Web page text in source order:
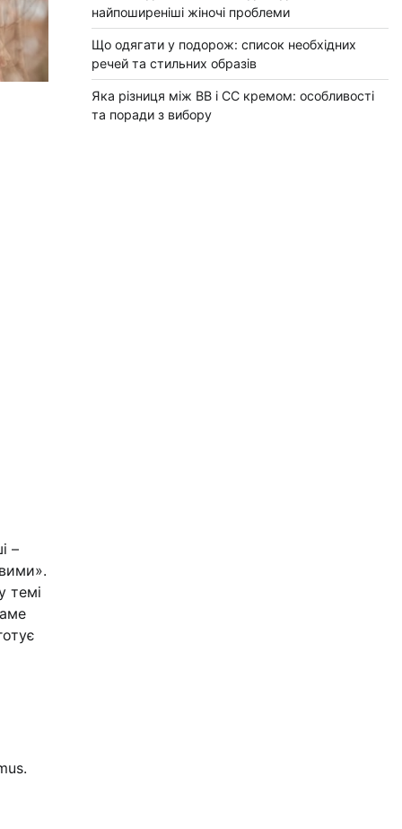
–
темі
найпоширеніші жіночі проблеми
Що одягати у подорож: список необхідних
речей та стильних образів
Яка різниця між BB і CC кремом: особливості
та поради з вибору